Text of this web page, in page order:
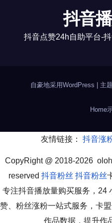
抖音
抖音点赞24h自助平台-
自豪地采用WordPress 主
Home
友情链接： 抖音涨
CopyRight @ 2018-2026
reserved 抖音粉丝 抖音粉丝
专注抖音播放量购买服务，24
赞、粉丝涨粉一站式服务，卡
作品数据，提升作